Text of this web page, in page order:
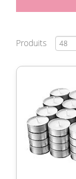
Produits